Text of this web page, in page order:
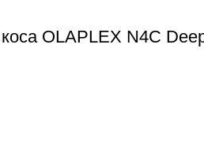
OLAPLEX N4C